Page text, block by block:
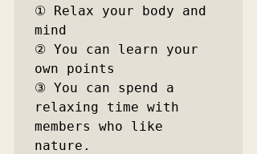
① Relax your body and
mind
② You can learn your
own points
③ You can spend a
relaxing time with
members who like
nature.